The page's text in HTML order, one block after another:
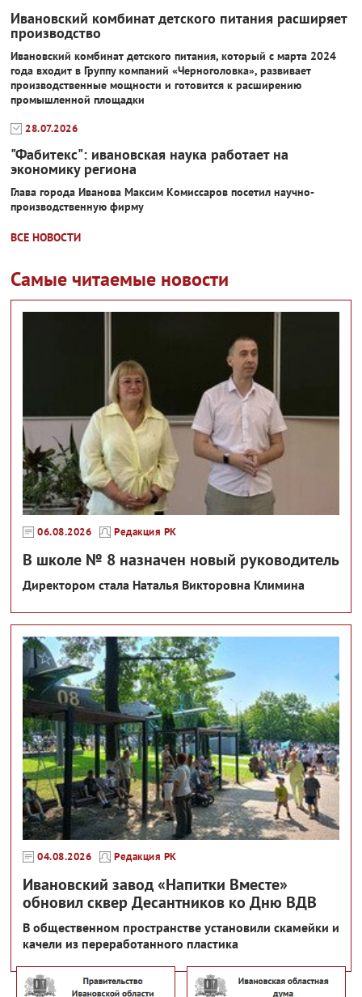
Ивановский комбинат детского питания расширяет
производство
Ивановский комбинат детского питания, который с марта 2024
года входит в Группу компаний «Черноголовка», развивает
производственные мощности и готовится к расширению
промышленной площадки
28.07.2026
"Фабитекс": ивановская наука работает на
экономику региона
Глава города Иванова Максим Комиссаров посетил научно-
производственную фирму
ВСЕ НОВОСТИ
Самые читаемые новости
06.08.2026 Редакция РК
В школе № 8 назначен новый руководитель
Директором стала Наталья Викторовна Климина
04.08.2026 Редакция РК
Ивановский завод «Напитки Вместе»
обновил сквер Десантников ко Дню ВДВ
В общественном пространстве установили скамейки и
качели из переработанного пластика